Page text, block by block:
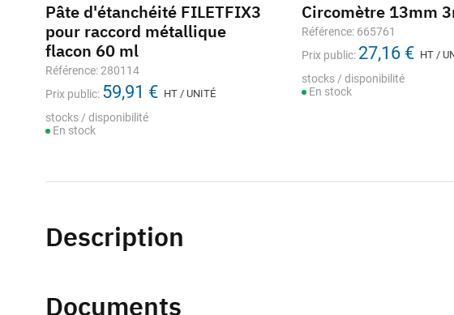
Pâte d'étanchéité FILETFIX3
pour raccord métallique
flacon 60 ml
Référence: 280114
Prix public: 59,91 € HT / UNITÉ
stocks / disponibilité
En stock
Circomètre 13mm
Référence: 665761
Prix public: 27,16 € HT /
stocks / disponibilité
En stock
Description
Documents